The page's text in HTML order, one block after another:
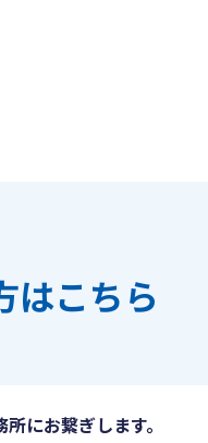
はこちら
にお繋ぎします。